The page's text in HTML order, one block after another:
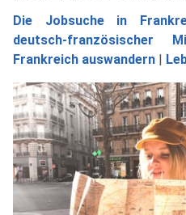
Die Jobsuche in
deutsch-französischer
Frankreich auswandern |